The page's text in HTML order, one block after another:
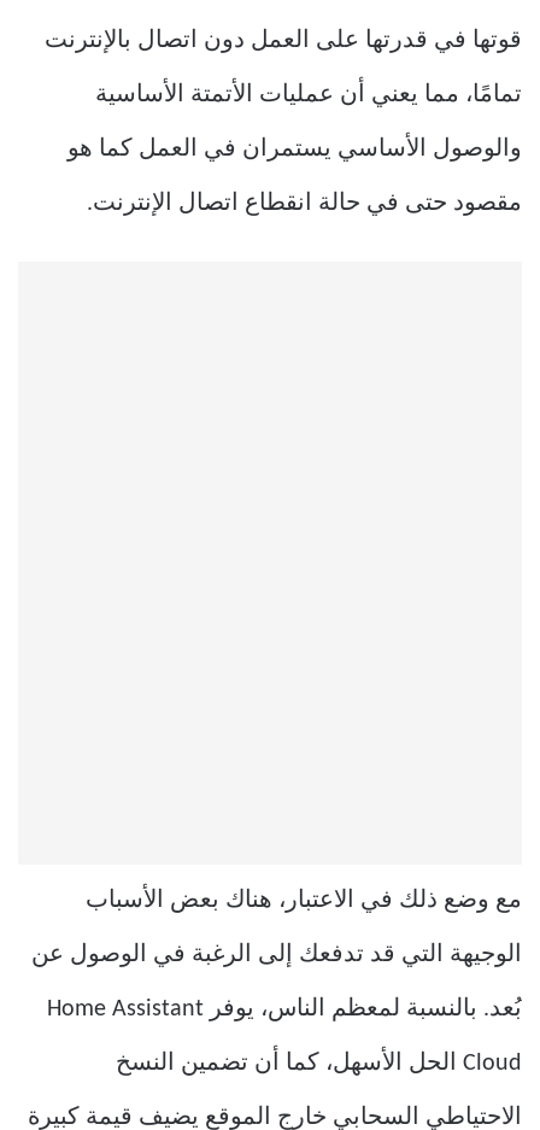
قوتها في قدرتها على العمل دون اتصال بالإنترنت
تمامًا، مما يعني أن عمليات الأتمتة الأساسية
والوصول الأساسي يستمران في العمل كما هو
مقصود حتى في حالة انقطاع اتصال الإنترنت.
مع وضع ذلك في الاعتبار، هناك بعض الأسباب
الوجيهة التي قد تدفعك إلى الرغبة في الوصول عن
بُعد. بالنسبة لمعظم الناس، يوفر Home Assistant
Cloud الحل الأسهل، كما أن تضمين النسخ
الاحتياطي السحابي خارج الموقع يضيف قيمة كبيرة